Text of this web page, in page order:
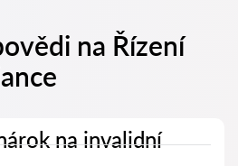
na Řízení
na invalidní